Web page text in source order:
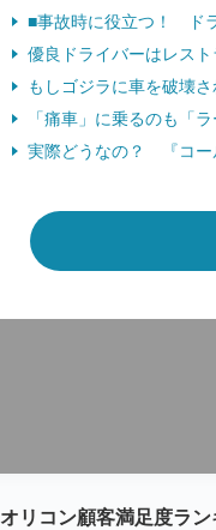
■事故時に役立つ！ ド
優良ドライバーはレス
もしゴジラに車を破壊
「痛車」に乗るのも「
実際どうなの？ 『コー
オリコン顧客満足度ラ